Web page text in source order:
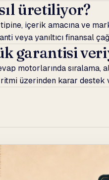
üretiliyor?
içerik amacına ve
veya yanıltıcı finansal
garantisi
motorlarında sıralama,
üzerinden karar destek